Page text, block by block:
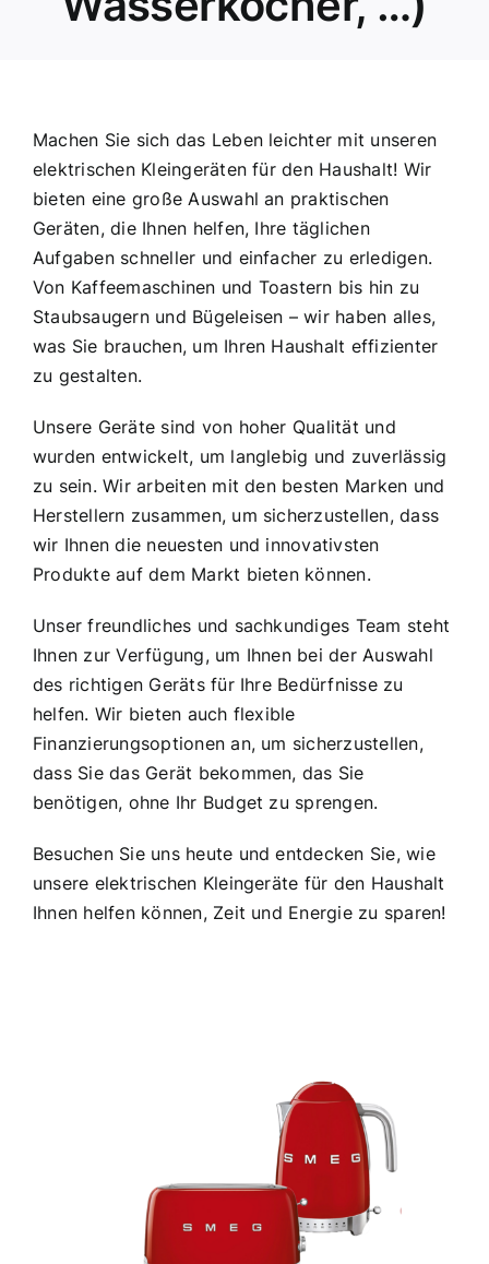
Machen Sie sich das Leben leichter mit unseren
elektrischen Kleingeräten für den Haushalt! Wir
bieten eine große Auswahl an praktischen
Geräten, die Ihnen helfen, Ihre täglichen
Aufgaben schneller und einfacher zu erledigen.
Von Kaffeemaschinen und Toastern bis hin zu
Staubsaugern und Bügeleisen – wir haben alles,
was Sie brauchen, um Ihren Haushalt effizienter
zu gestalten.
Unsere Geräte sind von hoher Qualität und
wurden entwickelt, um langlebig und zuverlässig
zu sein. Wir arbeiten mit den besten Marken und
Herstellern zusammen, um sicherzustellen, dass
wir Ihnen die neuesten und innovativsten
Produkte auf dem Markt bieten können.
Unser freundliches und sachkundiges Team steht
Ihnen zur Verfügung, um Ihnen bei der Auswahl
des richtigen Geräts für Ihre Bedürfnisse zu
helfen. Wir bieten auch flexible
Finanzierungsoptionen an, um sicherzustellen,
dass Sie das Gerät bekommen, das Sie
benötigen, ohne Ihr Budget zu sprengen.
Besuchen Sie uns heute und entdecken Sie, wie
unsere elektrischen Kleingeräte für den Haushalt
Ihnen helfen können, Zeit und Energie zu sparen!